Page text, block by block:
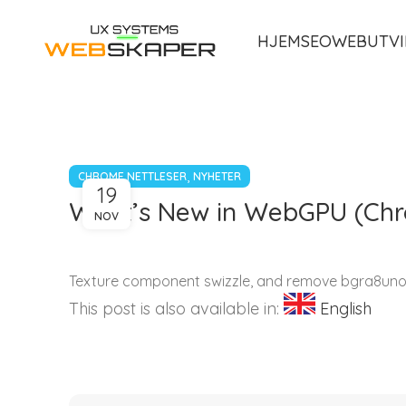
HJEMSEO
CHROME NETTLESER, NYHETER
What’s New in WebGPU
19
NOV
Texture component swizzle, and remove
This post is also available in: English